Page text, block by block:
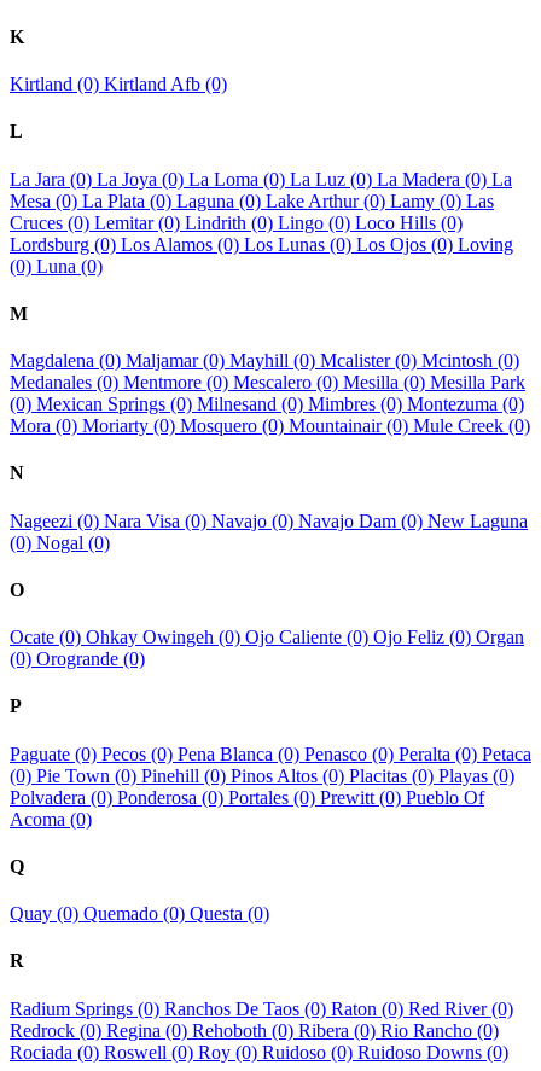
K
Kirtland (0) Kirtland Afb (0)
L
La Jara (0) La Joya (0) La Loma (0) La Luz (0) La Madera (0) La
Mesa (0) La Plata (0) Laguna (0) Lake Arthur (0) Lamy (0) Las
Cruces (0) Lemitar (0) Lindrith (0) Lingo (0) Loco Hills (0)
Lordsburg (0) Los Alamos (0) Los Lunas (0) Los Ojos (0) Loving
(0) Luna (0)
M
Magdalena (0) Maljamar (0) Mayhill (0) Mcalister (0) Mcintosh (0)
Medanales (0) Mentmore (0) Mescalero (0) Mesilla (0) Mesilla Park
(0) Mexican Springs (0) Milnesand (0) Mimbres (0) Montezuma (0)
Mora (0) Moriarty (0) Mosquero (0) Mountainair (0) Mule Creek (0)
N
Nageezi (0) Nara Visa (0) Navajo (0) Navajo Dam (0) New Laguna
(0) Nogal (0)
O
Ocate (0) Ohkay Owingeh (0) Ojo Caliente (0) Ojo Feliz (0) Organ
(0) Orogrande (0)
P
Paguate (0) Pecos (0) Pena Blanca (0) Penasco (0) Peralta (0) Petaca
(0) Pie Town (0) Pinehill (0) Pinos Altos (0) Placitas (0) Playas (0)
Polvadera (0) Ponderosa (0) Portales (0) Prewitt (0) Pueblo Of
Acoma (0)
Q
Quay (0) Quemado (0) Questa (0)
R
Radium Springs (0) Ranchos De Taos (0) Raton (0) Red River (0)
Redrock (0) Regina (0) Rehoboth (0) Ribera (0) Rio Rancho (0)
Rociada (0) Roswell (0) Roy (0) Ruidoso (0) Ruidoso Downs (0)